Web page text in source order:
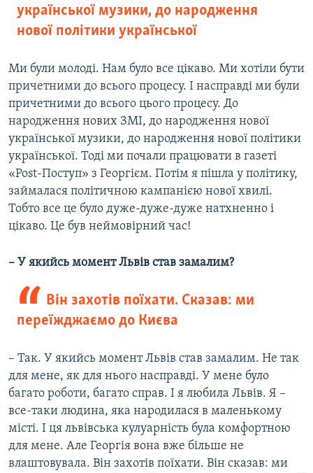
української музики, до народження
нової політики української
Ми були молоді. Нам було все цікаво. Ми хотіли бути
причетними до всього процесу. І насправді ми були
причетними до всього цього процесу. До
народження нових ЗМІ, до народження нової
української музики, до народження нової політики
української. Тоді ми почали працювати в газеті
«Post-Поступ» з Георгієм. Потім я пішла у політику,
займалася політичною кампанією нової хвилі.
Тобто все це було дуже-дуже-дуже натхненно і
цікаво. Це був неймовірний час!
– У якийсь момент Львів став замалим?
Він захотів поїхати. Сказав: ми
переїжджаємо до Києва
– Так. У якийсь момент Львів став замалим. Не так
для мене, як для нього насправді. У мене було
багато роботи, багато справ. І я любила Львів. Я –
все-таки людина, яка народилася в маленькому
місті. І ця львівська кулуарність була комфортною
для мене. Але Георгія вона вже більше не
влаштовувала. Він захотів поїхати. Він сказав: ми